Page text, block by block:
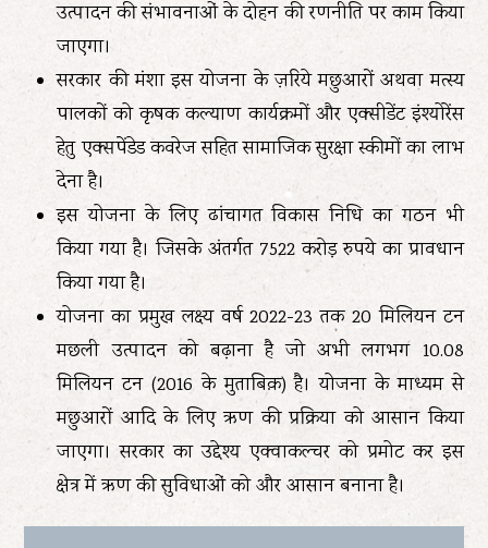
उत्पादन की संभावनाओं के दोहन की रणनीति पर काम किया
जाएगा।
सरकार की मंशा इस योजना के ज़रिये मछुआरों अथवा मत्स्य
पालकों को कृषक कल्याण कार्यक्रमों और एक्सीडेंट इंश्योरेंस
हेतु एक्सपेंडेड कवरेज सहित सामाजिक सुरक्षा स्कीमों का लाभ
देना है।
इस योजना के लिए ढांचागत विकास निधि का गठन भी
किया गया है। जिसके अंतर्गत 7522 करोड़ रुपये का प्रावधान
किया गया है।
योजना का प्रमुख लक्ष्य वर्ष 2022-23 तक 20 मिलियन टन
मछली उत्पादन को बढ़ाना है जो अभी लगभग 10.08
मिलियन टन (2016 के मुताबिक़) है। योजना के माध्यम से
मछुआरों आदि के लिए ऋण की प्रक्रिया को आसान किया
जाएगा। सरकार का उद्देश्य एक्वाकल्चर को प्रमोट कर इस
क्षेत्र में ऋण की सुविधाओं को और आसान बनाना है।